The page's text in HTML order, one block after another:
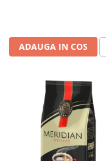
ADAUGA IN COS